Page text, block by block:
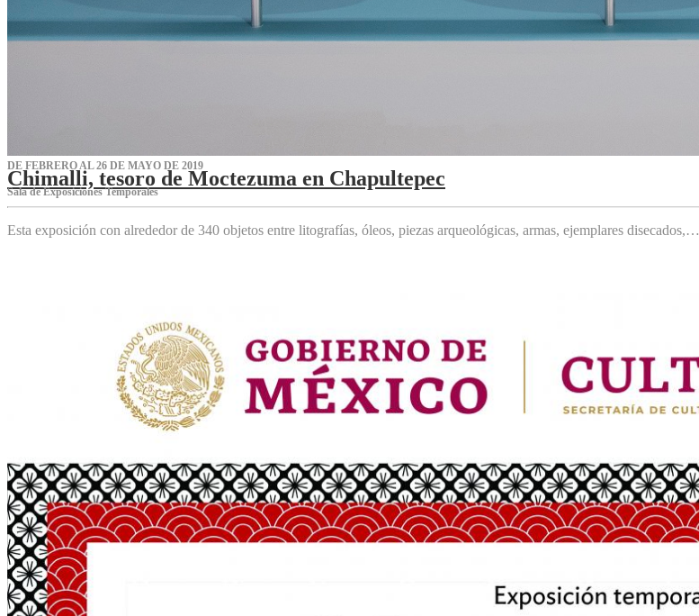
DE FEBRERO AL 26 DE MAYO DE 2019
Chimalli, tesoro de Moctezuma en Chapultepec
Sala de Exposiciones Temporales
Esta exposición con alrededor de 340 objetos entre litografías, óleos, piezas arqueológicas, armas, ejemplares disecados,…